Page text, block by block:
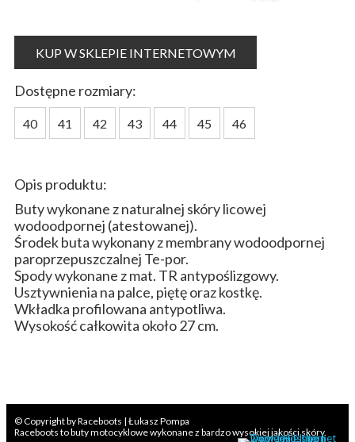
KUP W SKLEPIE INTERNETOWYM
Dostępne rozmiary:
40 41 42 43 44 45 46
Opis produktu:
Buty wykonane z naturalnej skóry licowej
wodoodpornej (atestowanej).
Środek buta wykonany z membrany wodoodpornej
paroprzepuszczalnej Te-por.
Spody wykonane z mat. TR antypoślizgowy.
Usztywnienia na palce, piętę oraz kostkę.
Wkładka profilowana antypotliwa.
Wysokość całkowita około 27 cm.
© Copyright by Raceboots | Łukasz Pompa
Raceboots to buty motocyklowe wykonane z bardzo wysokiej jakości skóry.